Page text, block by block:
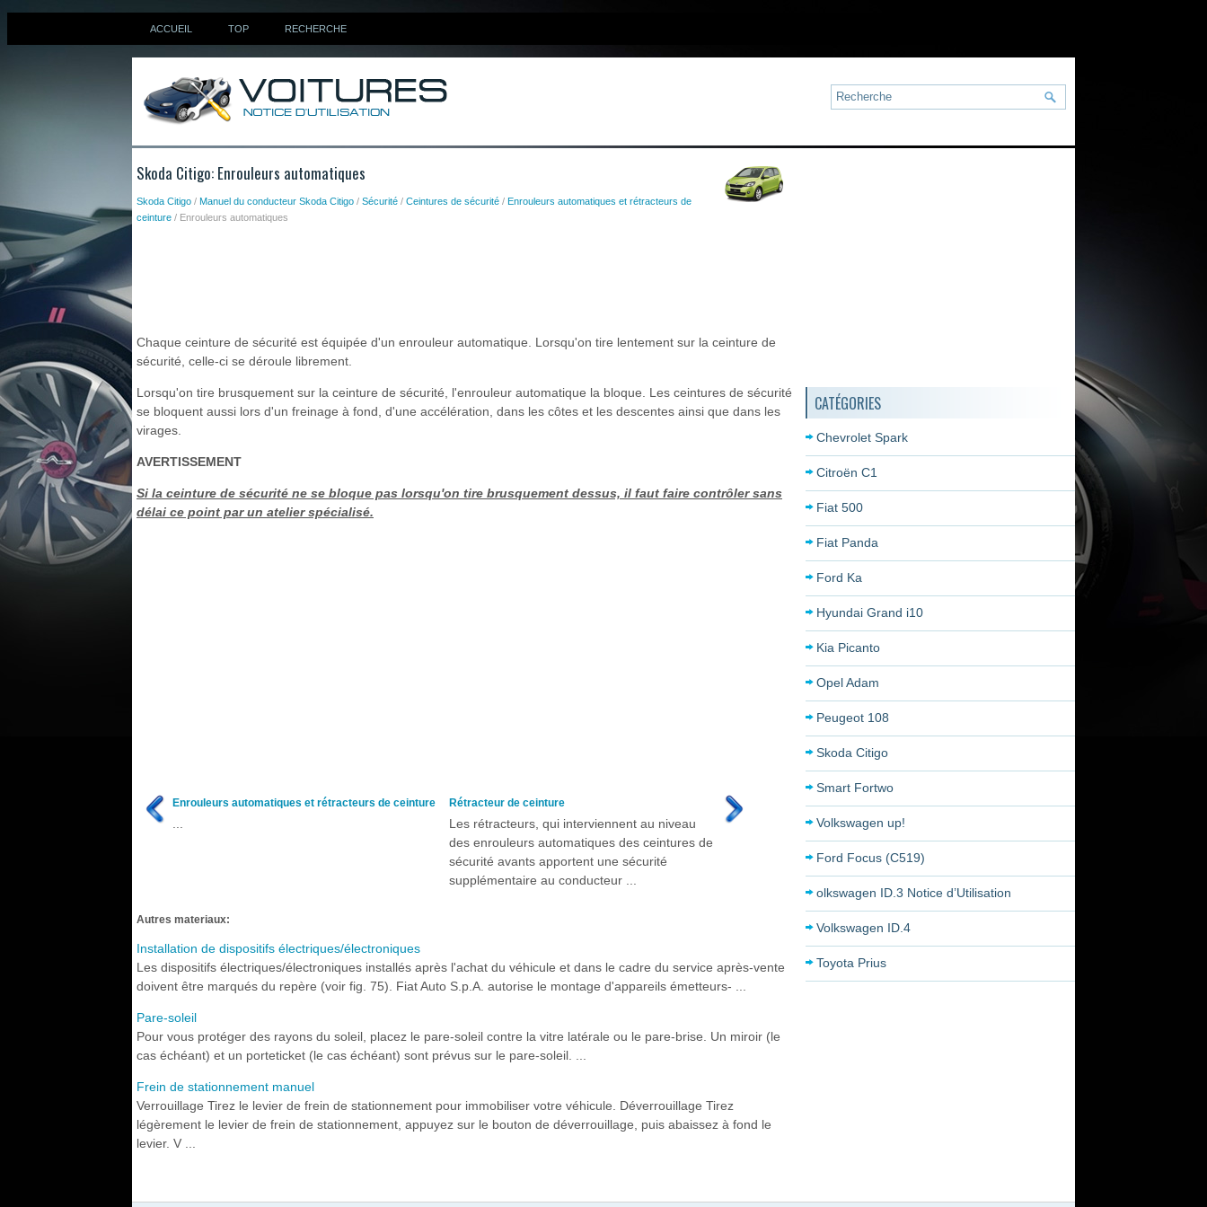
ACCUEIL TOP RECHERCHE
Skoda Citigo: Enrouleurs automatiques
Skoda Citigo / Manuel du conducteur Skoda Citigo / Sécurité / Ceintures de sécurité / Enrouleurs automatiques et rétracteurs de
ceinture / Enrouleurs automatiques
Chaque ceinture de sécurité est équipée d'un enrouleur automatique. Lorsqu'on tire lentement sur la ceinture de
sécurité, celle-ci se déroule librement.
Lorsqu'on tire brusquement sur la ceinture de sécurité, l'enrouleur automatique la bloque. Les ceintures de sécurité
se bloquent aussi lors d'un freinage à fond, d'une accélération, dans les côtes et les descentes ainsi que dans les
virages.
AVERTISSEMENT
Si la ceinture de sécurité ne se bloque pas lorsqu'on tire brusquement dessus, il faut faire contrôler sans
délai ce point par un atelier spécialisé.
Enrouleurs automatiques et rétracteurs de ceinture Rétracteur de ceinture
Les rétracteurs, qui interviennent au niveau
des enrouleurs automatiques des ceintures de
sécurité avants apportent une sécurité
supplémentaire au conducteur ...
Autres materiaux:
Installation de dispositifs électriques/électroniques
Les dispositifs électriques/électroniques installés après l'achat du véhicule et dans le cadre du service après-vente
doivent être marqués du repère (voir fig. 75). Fiat Auto S.p.A. autorise le montage d'appareils émetteurs- ...
Pare-soleil
Pour vous protéger des rayons du soleil, placez le pare-soleil contre la vitre latérale ou le pare-brise. Un miroir (le
cas échéant) et un porteticket (le cas échéant) sont prévus sur le pare-soleil. ...
Frein de stationnement manuel
Verrouillage Tirez le levier de frein de stationnement pour immobiliser votre véhicule. Déverrouillage Tirez
légèrement le levier de frein de stationnement, appuyez sur le bouton de déverrouillage, puis abaissez à fond le
levier. V ...
CATÉGORIES
Chevrolet Spark
Citroën C1
Fiat 500
Fiat Panda
Ford Ka
Hyundai Grand i10
Kia Picanto
Opel Adam
Peugeot 108
Skoda Citigo
Smart Fortwo
Volkswagen up!
Ford Focus (C519)
olkswagen ID.3 Notice d’Utilisation
Volkswagen ID.4
Toyota Prius